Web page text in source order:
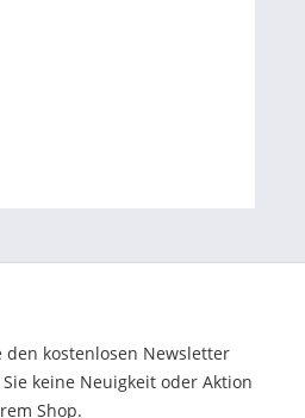
den kostenlosen Newsletter
keine Neuigkeit oder Aktion
Shop.